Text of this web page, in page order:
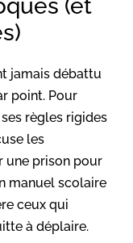
(et
jamais débattu
point. Pour
règles rigides
les
une prison pour
manuel scolaire
ceux qui
à déplaire.